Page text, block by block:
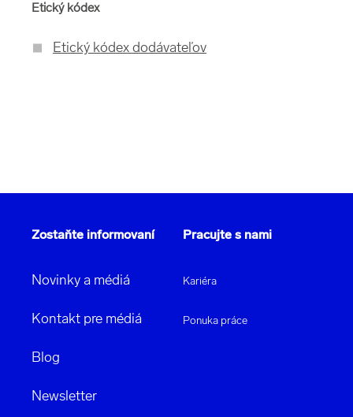
Etický kódex
Etický kódex dodávateľov
Zostaňte informovaní
Novinky a médiá
Kontakt pre médiá
Blog
Newsletter
Pracujte s nami
Kariéra
Ponuka práce